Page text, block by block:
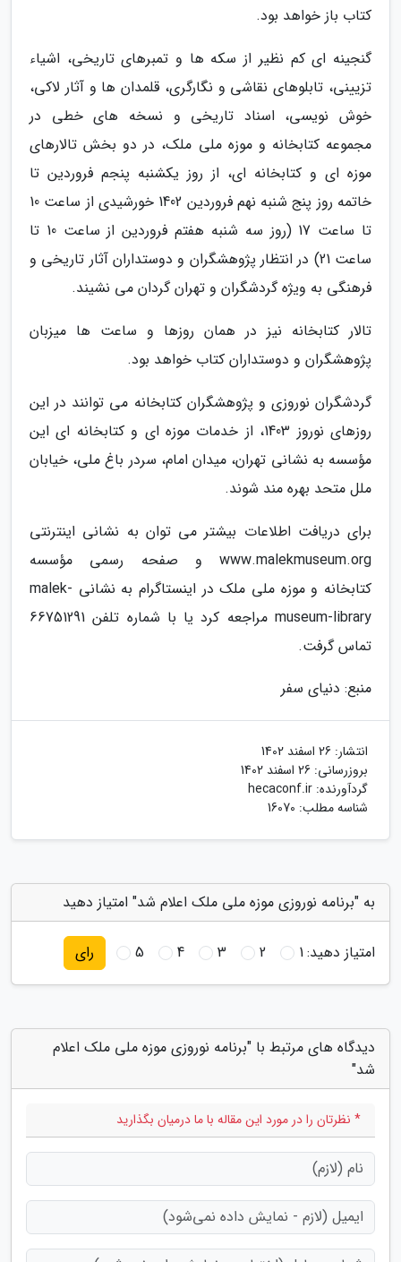
کتاب باز خواهد بود.
گنجینه ای کم نظیر از سکه ها و تمبرهای تاریخی، اشیاء
تزیینی، تابلوهای نقاشی و نگارگری، قلمدان ها و آثار لاکی،
خوش نویسی، اسناد تاریخی و نسخه های خطی در
مجموعه کتابخانه و موزه ملی ملک، در دو بخش تالارهای
موزه ای و کتابخانه ای، از روز یکشنبه پنجم فروردین تا
خاتمه روز پنج شنبه نهم فروردین 1402 خورشیدی از ساعت 10
تا ساعت 17 (روز سه شنبه هفتم فروردین از ساعت 10 تا
ساعت 21) در انتظار پژوهشگران و دوستداران آثار تاریخی و
فرهنگی به ویژه گردشگران و تهران گردان می نشیند.
تالار کتابخانه نیز در همان روزها و ساعت ها میزبان
پژوهشگران و دوستداران کتاب خواهد بود.
گردشگران نوروزی و پژوهشگران کتابخانه می توانند در این
روزهای نوروز 1403، از خدمات موزه ای و کتابخانه ای این
مؤسسه به نشانی تهران، میدان امام، سردر باغ ملی، خیابان
ملل متحد بهره مند شوند.
برای دریافت اطلاعات بیشتر می توان به نشانی اینترنتی
www.malekmuseum.org و صفحه رسمی مؤسسه
کتابخانه و موزه ملی ملک در اینستاگرام به نشانی malek-
museum-library مراجعه کرد یا با شماره تلفن 66751291
تماس گرفت.
منبع: دنیای سفر
انتشار: 26 اسفند 1402
بروزرسانی: 26 اسفند 1402
گردآورنده: hecaconf.ir
شناسه مطلب: 16070
به "برنامه نوروزی موزه ملی ملک اعلام شد" امتیاز دهید
امتیاز دهید:1
2
3
4
5 رای
دیدگاه های مرتبط با "برنامه نوروزی موزه ملی ملک اعلام
شد"
* نظرتان را در مورد این مقاله با ما درمیان بگذارید